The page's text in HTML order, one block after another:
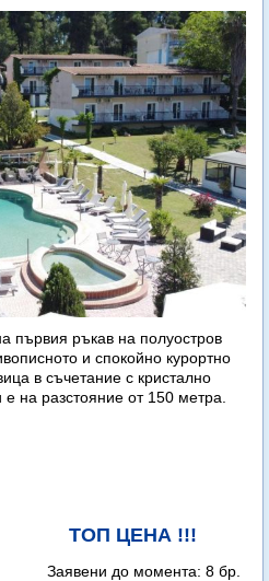
първия ръкав на полуостров
и спокойно курортно
в съчетание с кристално
на разстояние от 150 метра.
ТОП ЦЕНА !!!
Заявени до момента: 8 бр.